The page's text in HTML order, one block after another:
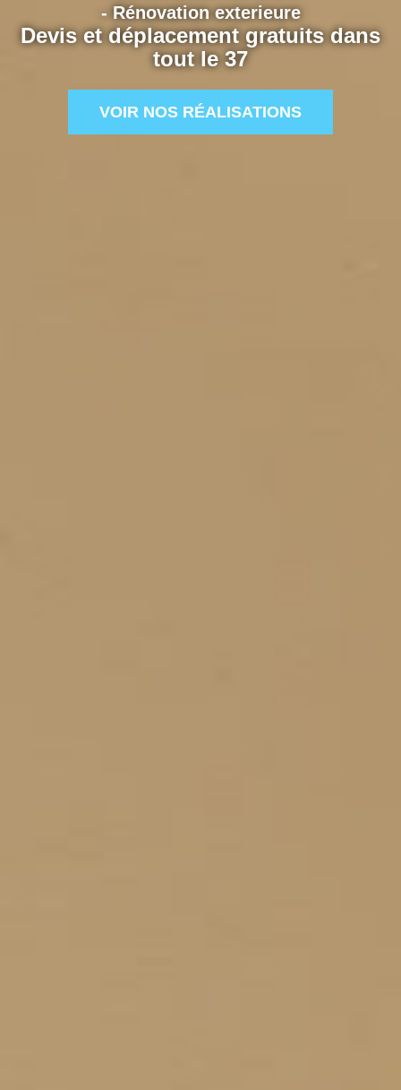
- Rénovation exterieure
Devis et déplacement gratuits dans
tout le 37
VOIR NOS RÉALISATIONS